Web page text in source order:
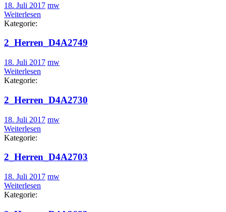
18. Juli 2017 mw
Weiterlesen
Kategorie:
2_Herren_D4A2749
18. Juli 2017 mw
Weiterlesen
Kategorie:
2_Herren_D4A2730
18. Juli 2017 mw
Weiterlesen
Kategorie:
2_Herren_D4A2703
18. Juli 2017 mw
Weiterlesen
Kategorie: